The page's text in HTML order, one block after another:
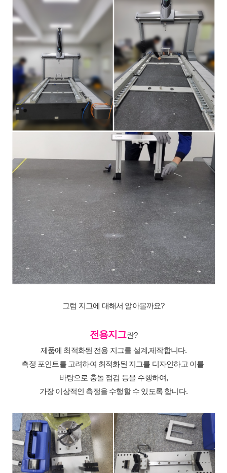
그럼 지그에 대해서 알아볼까요?
전용지그란?
제품에 최적화된 전용 지그를 설계,제작합니다.
측정 포인트를 고려하여 최적화된 지그를 디자인하고 이를
바탕으로 충돌 점검 등을 수행하여,
가장 이상적인 측정을 수행할 수 있도록 합니다.